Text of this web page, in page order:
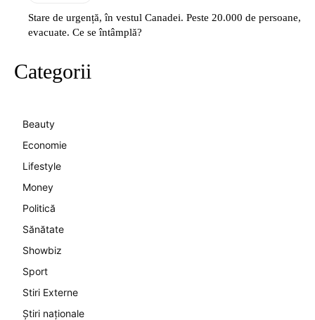
Stare de urgență, în vestul Canadei. Peste 20.000 de persoane,
evacuate. Ce se întâmplă?
Categorii
Beauty
Economie
Lifestyle
Money
Politică
Sănătate
Showbiz
Sport
Stiri Externe
Știri naționale